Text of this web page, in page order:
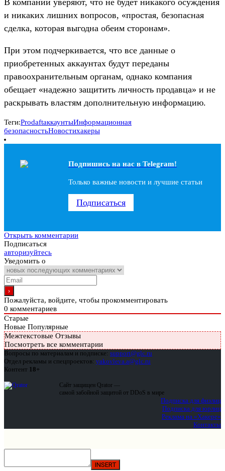
и никаких лишних вопросов, «простая, безопасная
сделка, которая выгодна обеим сторонам».
При этом подчеркивается, что все данные о
приобретенных аккаунтах будут переданы
правоохранительным органам, однако компания
обещает «надежно защитить личность продавца» и не
раскрывать властям дополнительную информацию.
Теги:ProdaftаккаунтыИнформационная
безопасностьНовостихакеры
Подпишись на наc в Telegram!
Только важные новости и лучшие статьи
Подписаться
Открыть комментарии
Подписаться
авторизуйтесь
Уведомить о
Пожалуйста, войдите, чтобы прокомментировать
0 комментариев
Старые
Новые Популярные
Межтекстовые Отзывы
Посмотреть все комментарии
Вопросы по материалам и подписке: support@glc.ru
Отдел рекламы и спецпроектов: yakovleva.a@glc.ru
Контент 18+
Сайт защищен Qrator —
самой забойной защитой от DDoS в мире
Подписка для физлиц
Подписка для юрлиц
Реклама на «Хакере»
Контакты
INSERT